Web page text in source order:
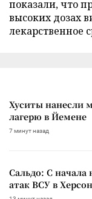
показали, что
высоких дозах
лекарственное
Хуситы нанесли
лагерю в Йемене
7 минут назад
Сальдо: С начала
атак ВСУ в